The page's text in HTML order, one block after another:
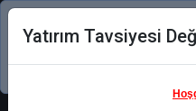
Şimdi
Yatırım Tavsiyesi